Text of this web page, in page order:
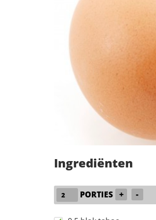
Ingrediënten
PORTIES + -